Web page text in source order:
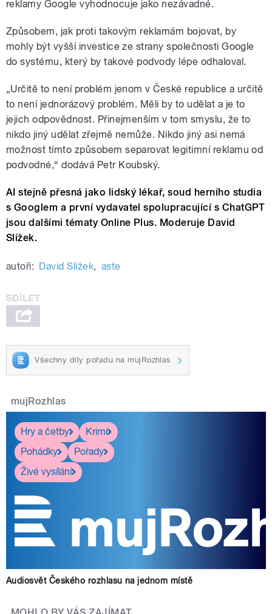
reklamy Google vyhodnocuje jako nezávadné.
Způsobem, jak proti takovým reklamám bojovat, by
mohly být vyšší investice ze strany společnosti Google
do systému, který by takové podvody lépe odhaloval.
„Určitě to není problém jenom v České republice a určitě
to není jednorázový problém. Měli by to udělat a je to
jejich odpovědnost. Přinejmenším v tom smyslu, že to
nikdo jiný udělat zřejmě nemůže. Nikdo jiný asi nemá
možnost tímto způsobem separovat legitimní reklamu od
podvodné,“ dodává Petr Koubský.
AI stejně přesná jako lidský lékař, soud herního studia
s Googlem a první vydavatel spolupracující s ChatGPT
jsou dalšími tématy Online Plus. Moderuje David
Slížek.
autoři: David Slížek, aste
Všechny díly pořadu na mujRozhlas
mujRozhlas
Hry a četby
Krimi
Pohádky
Pořady
Živé vysílání
Audiosvět Českého rozhlasu na jednom místě